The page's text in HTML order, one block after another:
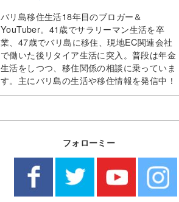
バリ島移住生活18年目のブロガー＆
YouTuber。41歳でサラリーマン生活を卒
業、47歳でバリ島に移住、現地EC関連会社
で働いた後リタイア生活に突入。普段は年金
生活をしつつ、移住関係の相談に乗っていま
す。主にバリ島の生活や移住情報を発信中！
フォローミー